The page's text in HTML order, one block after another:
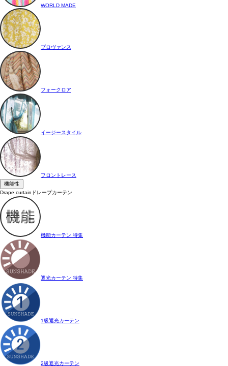
WORLD MADE
プロヴァンス
フォークロア
イージースタイル
フロントレース
機能性
Drape curtain ドレープカーテン
機能カーテン 特集
遮光カーテン 特集
1級遮光カーテン
2級遮光カーテン